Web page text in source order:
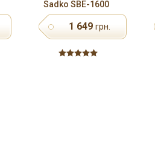
Sadko SBE-1600
1 649 грн.